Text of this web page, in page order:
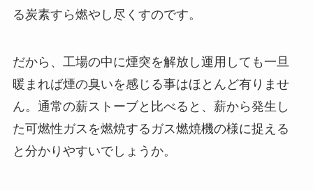
る炭素すら燃やし尽くすのです。
だから、工場の中に煙突を解放し運用しても一旦
暖まれば煙の臭いを感じる事はほとんど有りませ
ん。通常の薪ストーブと比べると、薪から発生し
た可燃性ガスを燃焼するガス燃焼機の様に捉える
と分かりやすいでしょうか。